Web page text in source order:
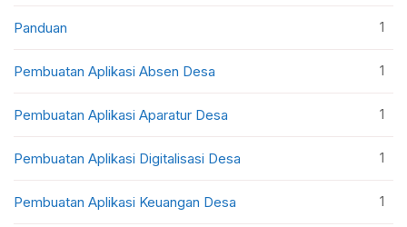
Panduan 1
Pembuatan Aplikasi Absen Desa 1
Pembuatan Aplikasi Aparatur Desa 1
Pembuatan Aplikasi Digitalisasi Desa 1
Pembuatan Aplikasi Keuangan Desa 1